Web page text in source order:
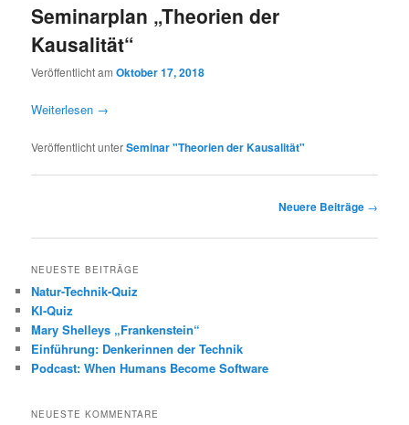
Seminarplan „Theorien der
Kausalität“
Veröffentlicht amOktober 17, 2018
Weiterlesen →
Veröffentlicht unterSeminar "Theorien der Kausalität"
Neuere Beiträge →
NEUESTE BEITRÄGE
Natur-Technik-Quiz
KI-Quiz
Mary Shelleys „Frankenstein“
Einführung: Denkerinnen der Technik
Podcast: When Humans Become Software
NEUESTE KOMMENTARE